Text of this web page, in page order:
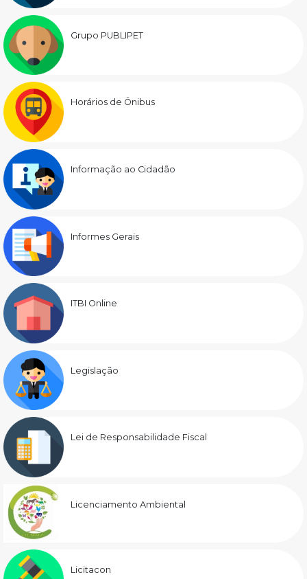
Grupo PUBLIPET
Horários de Ônibus
Informação ao Cidadão
Informes Gerais
ITBI Online
Legislação
Lei de Responsabilidade Fiscal
Licenciamento Ambiental
Licitacon